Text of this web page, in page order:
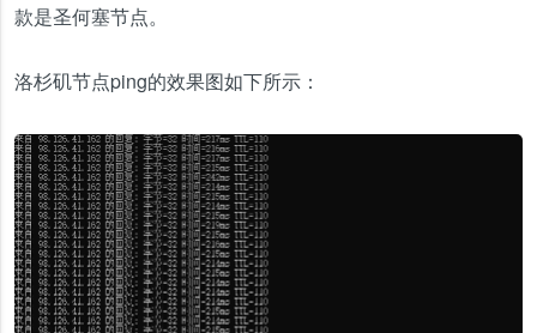
款是圣何塞节点。
洛杉矶节点ping的效果图如下所示：